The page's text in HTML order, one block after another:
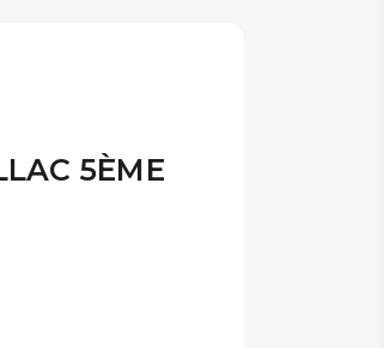
5ÈME